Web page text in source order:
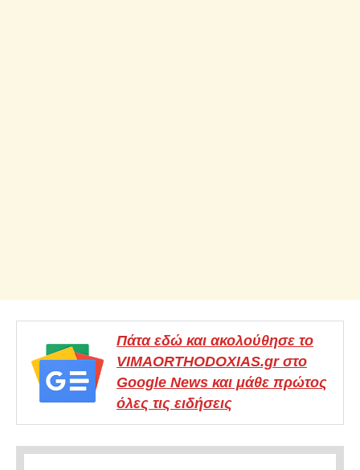
Πάτα εδώ και ακολούθησε το
VIMAORTHODOXIAS.gr στο
Google News και μάθε πρώτος
όλες τις ειδήσεις